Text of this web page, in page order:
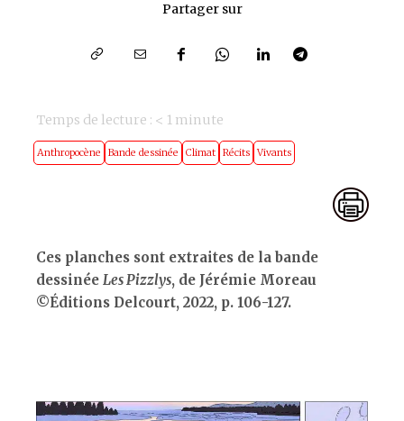
Partager sur
Temps de lecture : < 1 minute
Anthropocène Bande dessinée Climat Récits Vivants
Ces planches sont extraites de la bande
dessinée Les Pizzlys, de Jérémie Moreau
©Éditions Delcourt, 2022, p. 106-127.